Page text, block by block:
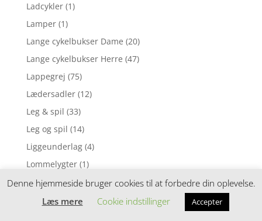
Ladcykler (1)
Lamper (1)
Lange cykelbukser Dame (20)
Lange cykelbukser Herre (47)
Lappegrej (75)
Lædersadler (12)
Leg & spil (33)
Leg og spil (14)
Liggeunderlag (4)
Lommelygter (1)
Lommelygter & pandelamper (7)
Loosefit cykelshorts (14)
Denne hjemmeside bruger cookies til at forbedre din oplevelse.
Læs mere
Cookie indstillinger Accepter